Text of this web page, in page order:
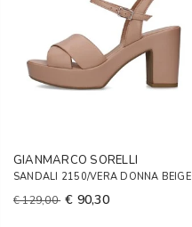
GIANMARCO SORELLI
SANDALI 2150/VERA DONNA BEIGE
€ 129,00 € 90,30